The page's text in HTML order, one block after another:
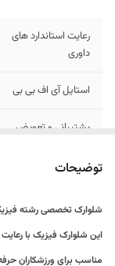
رعایت استاندارد های
داوری
استایل آی اف بی بی
پشتیبانی و تعویض
جنس شلوارک
توضیحات
شلوارک تخصصی رشته
این شلوارک فیزیک با
مناسب برای ورزشکاران